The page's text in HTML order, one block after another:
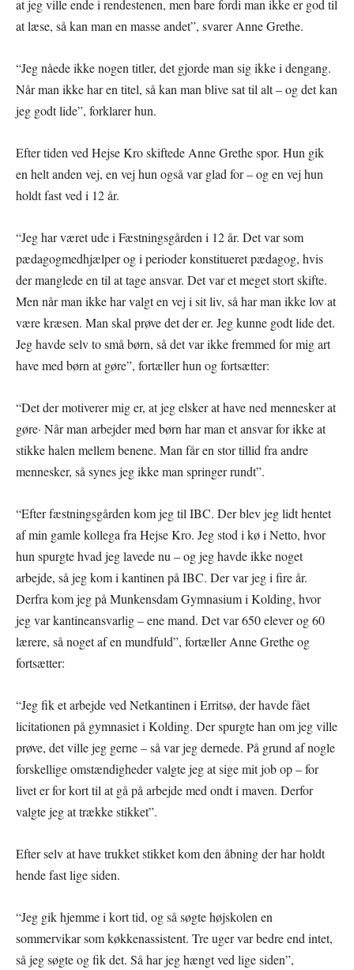
at jeg ville ende i rendestenen, men bare fordi man ikke er god til
at læse, så kan man en masse andet”, svarer Anne Grethe.
“Jeg nåede ikke nogen titler, det gjorde man sig ikke i dengang.
Når man ikke har en titel, så kan man blive sat til alt – og det kan
jeg godt lide”, forklarer hun.
Efter tiden ved Hejse Kro skiftede Anne Grethe spor. Hun gik
en helt anden vej, en vej hun også var glad for – og en vej hun
holdt fast ved i 12 år.
“Jeg har været ude i Fæstningsgården i 12 år. Det var som
pædagogmedhjælper og i perioder konstitueret pædagog, hvis
der manglede en til at tage ansvar. Det var et meget stort skifte.
Men når man ikke har valgt en vej i sit liv, så har man ikke lov at
være kræsen. Man skal prøve det der er. Jeg kunne godt lide det.
Jeg havde selv to små børn, så det var ikke fremmed for mig art
have med børn at gøre”, fortæller hun og fortsætter:
“Det der motiverer mig er, at jeg elsker at have ned mennesker at
gøre· Når man arbejder med børn har man et ansvar for ikke at
stikke halen mellem benene. Man får en stor tillid fra andre
mennesker, så synes jeg ikke man springer rundt”.
“Efter fæstningsgården kom jeg til IBC. Der blev jeg lidt hentet
af min gamle kollega fra Hejse Kro. Jeg stod i kø i Netto, hvor
hun spurgte hvad jeg lavede nu – og jeg havde ikke noget
arbejde, så jeg kom i kantinen på IBC. Der var jeg i fire år.
Derfra kom jeg på Munkensdam Gymnasium i Kolding, hvor
jeg var kantineansvarlig – ene mand. Det var 650 elever og 60
lærere, så noget af en mundfuld”, fortæller Anne Grethe og
fortsætter:
“Jeg fik et arbejde ved Netkantinen i Erritsø, der havde fået
licitationen på gymnasiet i Kolding. Der spurgte han om jeg ville
prøve, det ville jeg gerne – så var jeg dernede. På grund af nogle
forskellige omstændigheder valgte jeg at sige mit job op – for
livet er for kort til at gå på arbejde med ondt i maven. Derfor
valgte jeg at trække stikket”.
Efter selv at have trukket stikket kom den åbning der har holdt
hende fast lige siden.
“Jeg gik hjemme i kort tid, og så søgte højskolen en
sommervikar som køkkenassistent. Tre uger var bedre end intet,
så jeg søgte og fik det. Så har jeg hængt ved lige siden”,